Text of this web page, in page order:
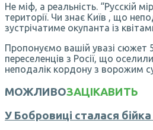
Не міф, а реальність. “Русскій
території. Чи знає Київ , що
зустрічатиме окупанта із
Пропонуємо вашій увазі сюжет
переселенців з Росії, що
неподалік кордону з ворожим
МОЖЛИВОЗАЦІКАВИТЬ
У Бобровиці сталася